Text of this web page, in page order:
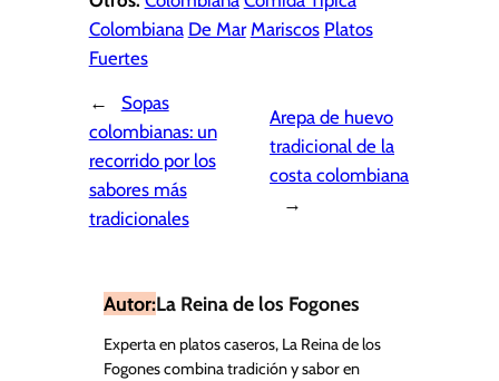
Colombiana De Mar Mariscos Platos
Fuertes
←
Sopas
colombianas: un
recorrido por los
sabores más
tradicionales
Arepa de huevo
tradicional de la
costa colombiana
→
Autor:La Reina de los Fogones
Experta en platos caseros, La Reina de los
Fogones combina tradición y sabor en